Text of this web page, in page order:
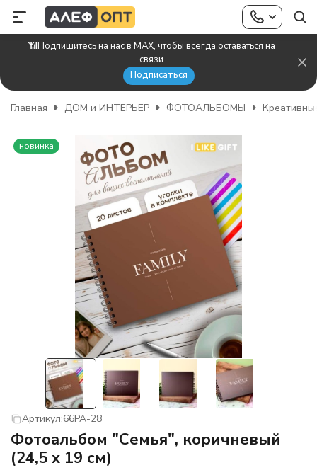
📶Подпишитесь на нас в MAX, чтобы всегда оставаться на
связи
Подписаться
Главная ДОМ и ИНТЕРЬЕР ФОТОАЛЬБОМЫ
новинка
Артикул:66PA-28
Фотоальбом "Семья", коричневый
(24,5 х 19 см)